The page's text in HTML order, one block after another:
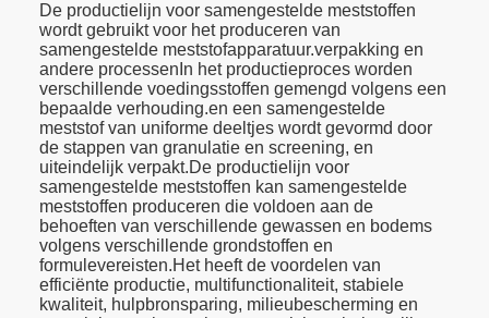
De productielijn voor samengestelde meststoffen
wordt gebruikt voor het produceren van
samengestelde meststofapparatuur.verpakking en
andere processenIn het productieproces worden
verschillende voedingsstoffen gemengd volgens een
bepaalde verhouding.en een samengestelde
meststof van uniforme deeltjes wordt gevormd door
de stappen van granulatie en screening, en
uiteindelijk verpakt.De productielijn voor
samengestelde meststoffen kan samengestelde
meststoffen produceren die voldoen aan de
behoeften van verschillende gewassen en bodems
volgens verschillende grondstoffen en
formulevereisten.Het heeft de voordelen van
efficiënte productie, multifunctionaliteit, stabiele
kwaliteit, hulpbronsparing, milieubescherming en